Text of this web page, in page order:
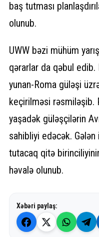
baş tutması
olunub.
UWW bəzi mühüm
qərarlar da qəbul edib.
yunan-Roma güləşi
keçirilməsi rəsmiləşib.
yaşadək güləşçilərin
sahibliyi edəcək.
tutacaq qitə
həvalə olunub.
Xəbəri paylaş: